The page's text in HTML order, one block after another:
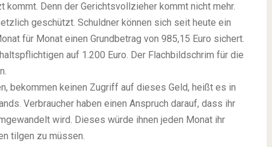
Denn der Gerichtsvollzieher kommt nicht mehr.
geschützt. Schuldner können sich seit heute ein
für Monat einen Grundbetrag von 985,15 Euro sichert.
auf 1.200 Euro. Der Flachbildschrim für die
bekommen keinen Zugriff auf dieses Geld, heißt es in
Verbraucher haben einen Anspruch darauf, dass ihr
wird. Dieses würde ihnen jeden Monat ihr
tilgen zu müssen.